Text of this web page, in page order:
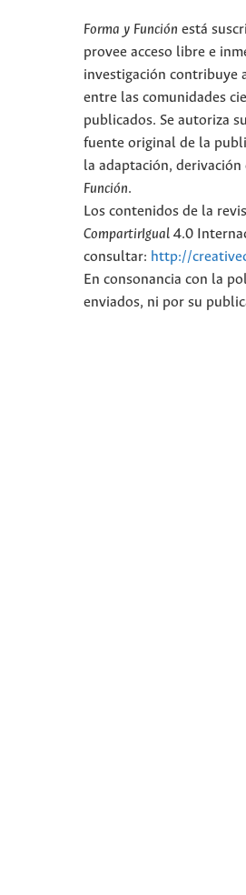
Forma y Función está
provee acceso libre e
investigación contribuye
entre las comunidades
publicados. Se autoriza
fuente original de la
la adaptación,
Función.
Los contenidos de la
CompartirIgual 4.0
consultar: http://
En consonancia con la
enviados, ni por su